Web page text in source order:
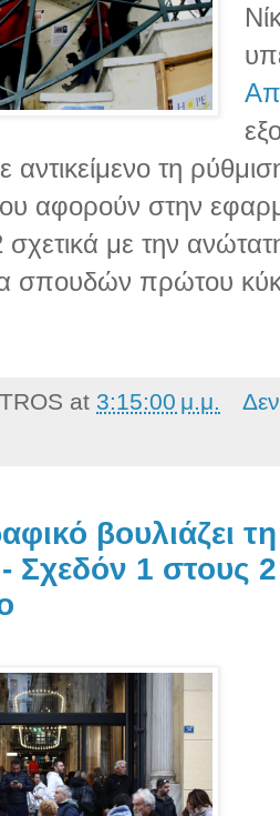
τη
αφορούν στην
με την
σπουδών πρώτου
at 3:15:00 μ.μ.
βουλιάζει
Σχεδόν 1 στους